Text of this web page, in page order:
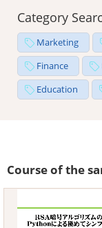
Category
Marketing
Finance
Education
Course of the